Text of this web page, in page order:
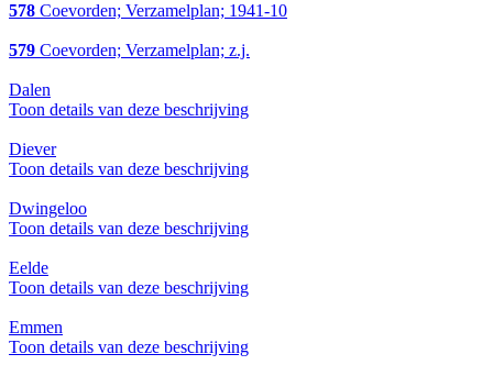
578 Coevorden; Verzamelplan; 1941-10
579 Coevorden; Verzamelplan; z.j.
Dalen
Toon details van deze beschrijving
Diever
Toon details van deze beschrijving
Dwingeloo
Toon details van deze beschrijving
Eelde
Toon details van deze beschrijving
Emmen
Toon details van deze beschrijving